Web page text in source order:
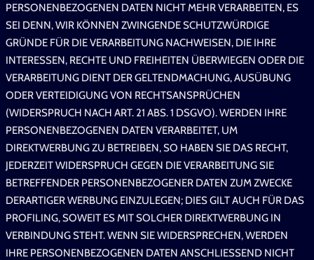
PERSONENBEZOGENEN DATEN NICHT MEHR VERARBEITEN, ES
SEI DENN, WIR KÖNNEN ZWINGENDE SCHUTZWÜRDIGE
GRÜNDE FÜR DIE VERARBEITUNG NACHWEISEN, DIE IHRE
INTERESSEN, RECHTE UND FREIHEITEN ÜBERWIEGEN ODER DIE
VERARBEITUNG DIENT DER GELTENDMACHUNG, AUSÜBUNG
ODER VERTEIDIGUNG VON RECHTSANSPRÜCHEN
(WIDERSPRUCH NACH ART. 21 ABS. 1 DSGVO). WERDEN IHRE
PERSONENBEZOGENEN DATEN VERARBEITET, UM
DIREKTWERBUNG ZU BETREIBEN, SO HABEN SIE DAS RECHT,
JEDERZEIT WIDERSPRUCH GEGEN DIE VERARBEITUNG SIE
BETREFFENDER PERSONENBEZOGENER DATEN ZUM ZWECKE
DERARTIGER WERBUNG EINZULEGEN; DIES GILT AUCH FÜR DAS
PROFILING, SOWEIT ES MIT SOLCHER DIREKTWERBUNG IN
VERBINDUNG STEHT. WENN SIE WIDERSPRECHEN, WERDEN
IHRE PERSONENBEZOGENEN DATEN ANSCHLIESSEND NICHT